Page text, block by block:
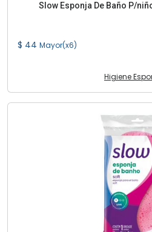
Slow Esponja De Baño P/
$ 44 Mayor(x6)
Higiene